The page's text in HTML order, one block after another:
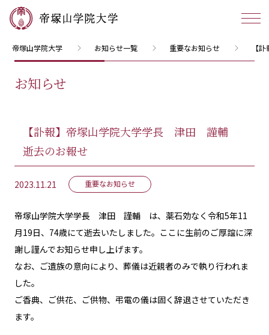
帝塚山学院大学 お知らせ一覧 重要なお知らせ 【
お知らせ
【訃報】帝塚山学院大学学長 津田 謹輔
逝去のお報せ
2023.11.21 重要なお知らせ
帝塚山学院大学学長 津田 謹輔 は、薬石効なく令和5年11
月19日、74歳にて逝去いたしました。ここに生前のご厚誼に深
謝し謹んでお知らせ申し上げます。
なお、ご遺族の意向により、葬儀は近親者のみで執り行われま
した。
ご香典、ご供花、ご供物、弔電の儀は固く辞退させていただき
ます。